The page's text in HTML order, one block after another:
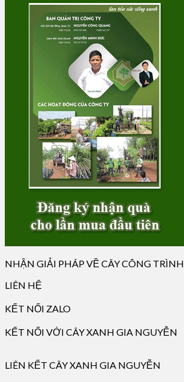
NHẬN GIẢI PHÁP VỀ CÂY CÔNG TRÌNH
LIÊN HỆ
KẾT NỐI ZALO
KẾT NỐI VỚI CÂY XANH GIA NGUYỄN
LIÊN KẾT CÂY XANH GIA NGUYỄN